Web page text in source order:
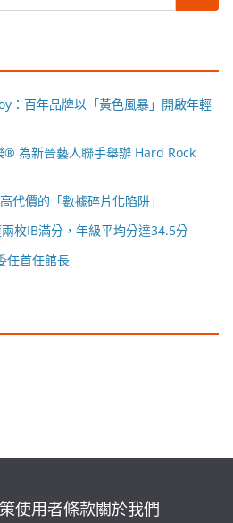
：百年品牌以「黃色風暴」開啟年輕
為新晉藝人聯手舉辦 Hard Rock
代價的「數據碎片化陷阱」
枚IB滿分，年級平均分達34.5分
任首任館長
使用者條款關於我們